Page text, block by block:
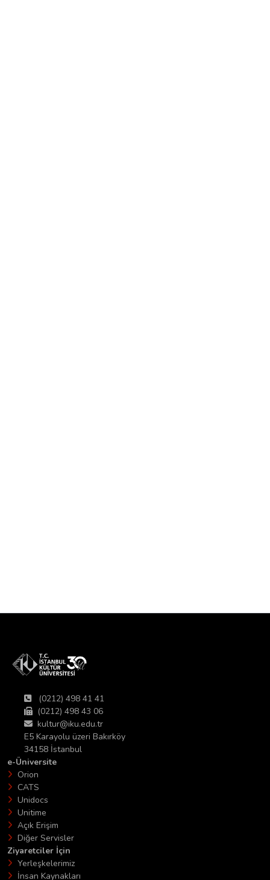
(0212) 498 41 41
(0212) 498 43 06
kultur@iku.edu.tr
E5 Karayolu üzeri Bakırköy
34158 İstanbul
e-Üniversite
Orion
CATS
Unidocs
Unitime
Açık Erişim
Diğer Servisler
Ziyaretciler İçin
Yerleşkelerimiz
İnsan Kaynakları